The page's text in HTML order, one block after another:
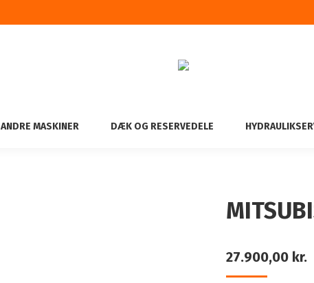
ANDRE MASKINER DÆK OG RESERVEDELE
27.900,00 kr.